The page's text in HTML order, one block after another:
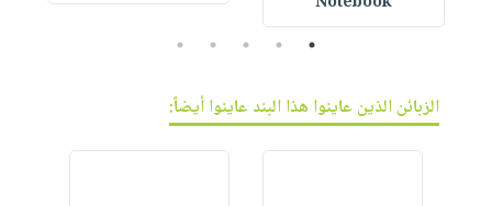
1
2
3
4
5
الزبائن الذين عاينوا هذا البند عاينوا أيضاً: